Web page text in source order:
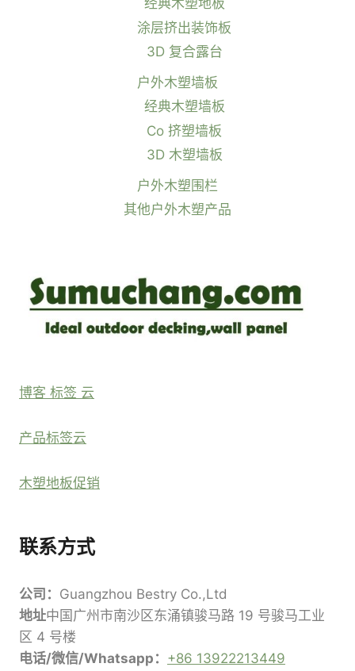
经典木塑地板
涂层挤出装饰板
3D 复合露台
户外木塑墙板
经典木塑墙板
Co 挤塑墙板
3D 木塑墙板
户外木塑围栏
其他户外木塑产品
博客 标签 云
产品标签云
木塑地板促销
联系方式
公司： Guangzhou Bestry Co.,Ltd
地址中国广州市南沙区东涌镇骏马路 19 号骏马工业
区 4 号楼
电话/微信/Whatsapp： +86 13922213449